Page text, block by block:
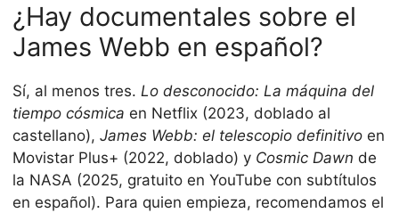
¿Hay documentales sobre el
James Webb en español?
Sí, al menos tres. Lo desconocido: La máquina del
tiempo cósmica en Netflix (2023, doblado al
castellano), James Webb: el telescopio definitivo en
Movistar Plus+ (2022, doblado) y Cosmic Dawn de
la NASA (2025, gratuito en YouTube con subtítulos
en español). Para quien empieza, recomendamos el